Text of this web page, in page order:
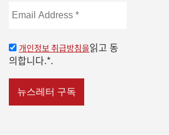
Email
Address
개인정보 취급방침을읽고 동
의합니다.*.